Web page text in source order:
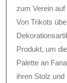
zum Verein
Von Trikots
Produkt, um
Palette an
ihren Stolz